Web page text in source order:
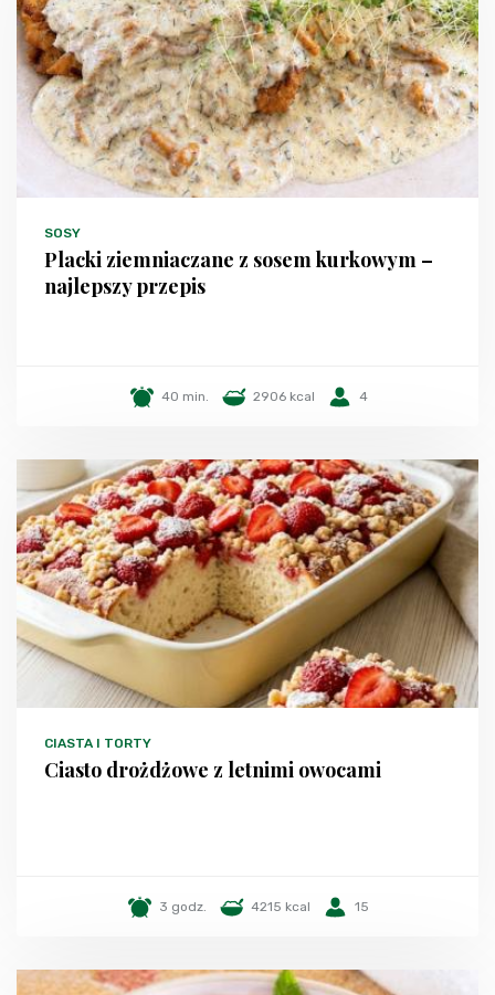
SOSY
Placki ziemniaczane z sosem kurkowym –
najlepszy przepis
40 min. 2906 kcal 4
CIASTA I TORTY
Ciasto drożdżowe z letnimi owocami
3 godz. 4215 kcal 15